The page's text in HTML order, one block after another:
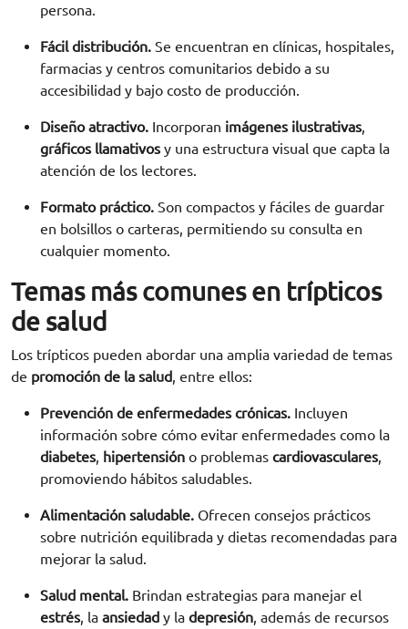
persona.
Fácil distribución. Se encuentran en clínicas, hospitales,
farmacias y centros comunitarios debido a su
accesibilidad y bajo costo de producción.
Diseño atractivo. Incorporan imágenes ilustrativas,
gráficos llamativos y una estructura visual que capta la
atención de los lectores.
Formato práctico. Son compactos y fáciles de guardar
en bolsillos o carteras, permitiendo su consulta en
cualquier momento.
Temas más comunes en trípticos
de salud
Los trípticos pueden abordar una amplia variedad de temas
de promoción de la salud, entre ellos:
Prevención de enfermedades crónicas. Incluyen
información sobre cómo evitar enfermedades como la
diabetes, hipertensión o problemas cardiovasculares,
promoviendo hábitos saludables.
Alimentación saludable. Ofrecen consejos prácticos
sobre nutrición equilibrada y dietas recomendadas para
mejorar la salud.
Salud mental. Brindan estrategias para manejar el
estrés, la ansiedad y la depresión, además de recursos